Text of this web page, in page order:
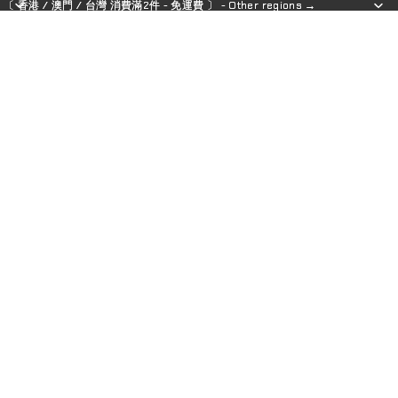
〔 香港 / 澳門 / 台灣 消費滿2件 - 免運費 〕 - Other regions →
〔 香港 / 澳門 / 台灣 消費滿2件 - 免運費 〕 - Other regions →